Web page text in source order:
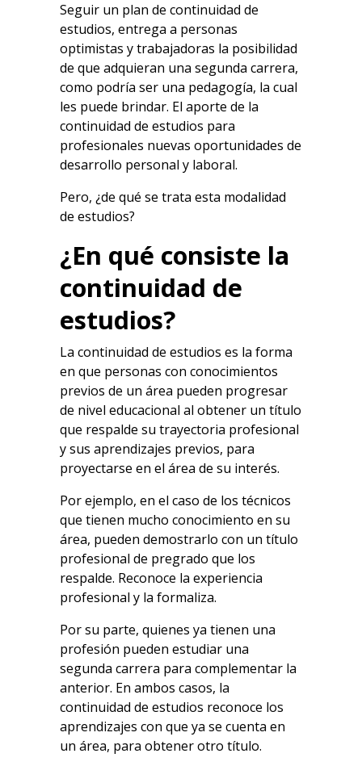
Seguir un plan de continuidad de
estudios, entrega a personas
optimistas y trabajadoras la posibilidad
de que adquieran una segunda carrera,
como podría ser una pedagogía, la cual
les puede brindar. El aporte de la
continuidad de estudios para
profesionales nuevas oportunidades de
desarrollo personal y laboral.
Pero, ¿de qué se trata esta modalidad
de estudios?
¿En qué consiste la
continuidad de
estudios?
La continuidad de estudios es la forma
en que personas con conocimientos
previos de un área pueden progresar
de nivel educacional al obtener un título
que respalde su trayectoria profesional
y sus aprendizajes previos, para
proyectarse en el área de su interés.
Por ejemplo, en el caso de los técnicos
que tienen mucho conocimiento en su
área, pueden demostrarlo con un título
profesional de pregrado que los
respalde. Reconoce la experiencia
profesional y la formaliza.
Por su parte, quienes ya tienen una
profesión pueden estudiar una
segunda carrera para complementar la
anterior. En ambos casos, la
continuidad de estudios reconoce los
aprendizajes con que ya se cuenta en
un área, para obtener otro título.